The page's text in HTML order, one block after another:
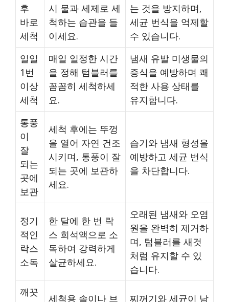
후
바로
세척
시 물과 세제로 세
척하는 습관을 들
이세요.
는 것을 방지하며,
세균 번식을 억제할
수 있습니다.
일일
1번
이상
세척
매일 일정한 시간
을 정해 텀블러를
꼼꼼히 세척하세
요.
냄새 유발 미생물의
증식을 예방하며 쾌
적한 사용 상태를
유지합니다.
통풍
이
잘
되는
곳에
보관
세척 후에는 뚜껑
을 열어 자연 건조
시키며, 통풍이 잘
되는 곳에 보관하
세요.
습기와 냄새 형성을
예방하고 세균 번식
을 차단합니다.
정기
적인
락스
소독
한 달에 한 번 락
스 희석액으로 소
독하여 강력하게
살균하세요.
오래된 냄새와 오염
원을 완벽히 제거하
며, 텀블러를 새것
처럼 유지할 수 있
습니다.
깨끗
세척용 솔이나 브
찌꺼기와 세균이 남